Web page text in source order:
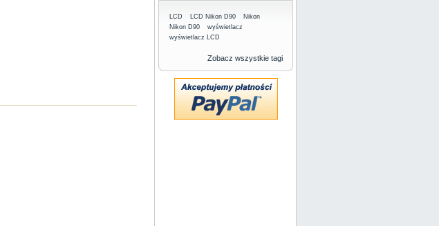
LCD LCD Nikon D90
Nikon
Nikon D90
wyświetlacz
wyświetlacz LCD
Zobacz wszystkie tagi